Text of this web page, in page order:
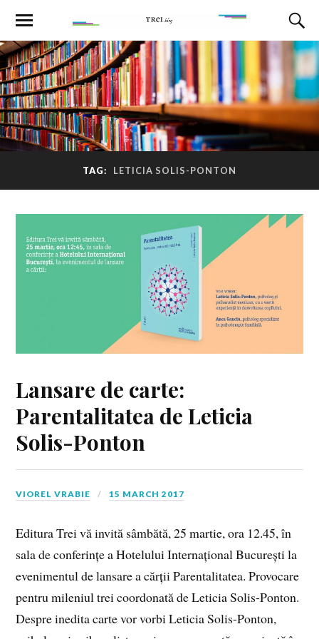
TAG: LETICIA SOLIS-PONTON
Lansare de carte:
Parentalitatea de Leticia
Solis-Ponton
VIOREL VRABIE 15 MARCH 2017
Editura Trei vă invită sâmbătă, 25 martie, ora 12.45, în
sala de conferințe a Hotelului Internațional București la
evenimentul de lansare a cărții Parentalitatea. Provocare
pentru mileniul trei coordonată de Leticia Solis-Ponton.
Despre inedita carte vor vorbi Leticia Solis-Ponton,